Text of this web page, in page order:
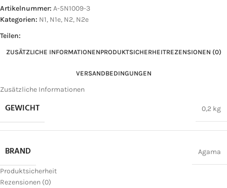
Artikelnummer: A-5N1009-3
Kategorien: N1, N1e, N2, N2e
Teilen:
ZUSÄTZLICHE INFORMATIONENPRODUKTSICHERHEITREZENSIONEN (0)
VERSANDBEDINGUNGEN
Zusätzliche Informationen
GEWICHT 0,2 kg
BRAND Agama
Produktsicherheit
Rezensionen (0)